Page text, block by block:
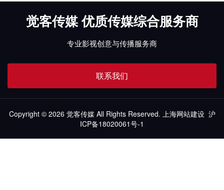
觉客传媒 优质传媒综合服务商
专业影视创意与传播服务商
联系我们
Copyright © 2026 觉客传媒 All Rights Reserved. 上海网站建设 沪
ICP备18020061号-1